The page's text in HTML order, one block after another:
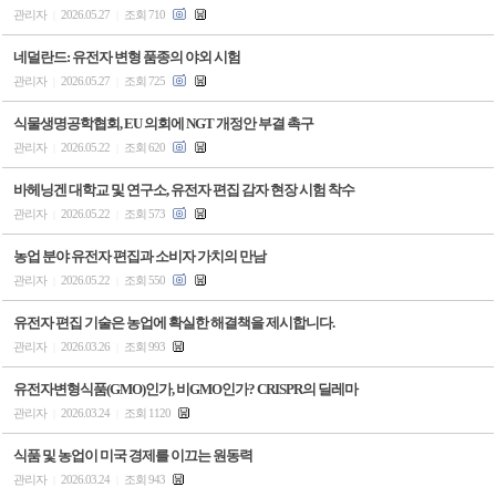
관리자 2026.05.27 조회 710
네덜란드: 유전자 변형 품종의 야외 시험
관리자 2026.05.27 조회 725
식물생명공학협회, EU 의회에 NGT 개정안 부결 촉구
관리자 2026.05.22 조회 620
바헤닝겐 대학교 및 연구소, 유전자 편집 감자 현장 시험 착수
관리자 2026.05.22 조회 573
농업 분야 유전자 편집과 소비자 가치의 만남
관리자 2026.05.22 조회 550
유전자 편집 기술은 농업에 확실한 해결책을 제시합니다.
관리자 2026.03.26 조회 993
유전자변형식품(GMO)인가, 비GMO인가? CRISPR의 딜레마
관리자 2026.03.24 조회 1120
식품 및 농업이 미국 경제를 이끄는 원동력
관리자 2026.03.24 조회 943